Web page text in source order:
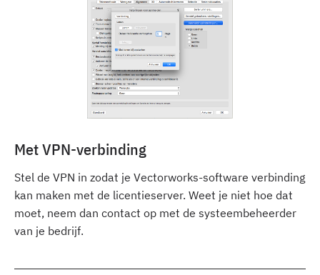
Met VPN-verbinding
Stel de VPN in zodat je Vectorworks-software verbinding
kan maken met de licentieserver. Weet je niet hoe dat
moet, neem dan contact op met de systeembeheerder
van je bedrijf.